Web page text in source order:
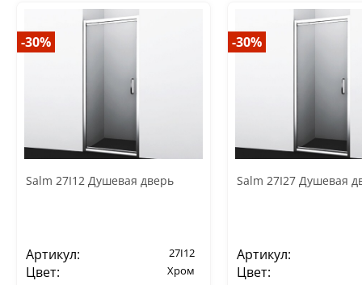
-30%
Salm 27I12 Душевая дверь
Артикул: 27I12
Цвет: Хром
-30%
Salm 27I27 Душевая
Артикул:
Цвет: